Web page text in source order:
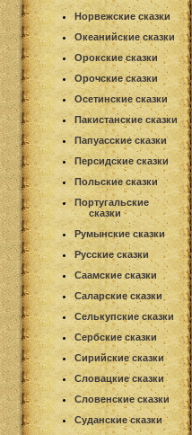
Норвежские сказки
Океанийские сказки
Орокские сказки
Орочские сказки
Осетинские сказки
Пакистанские сказки
Папуасские сказки
Персидские сказки
Польские сказки
Португальские
сказки
Румынские сказки
Русские сказки
Саамские сказки
Саларские сказки
Селькупские сказки
Сербские сказки
Сирийские сказки
Словацкие сказки
Словенские сказки
Суданские сказки